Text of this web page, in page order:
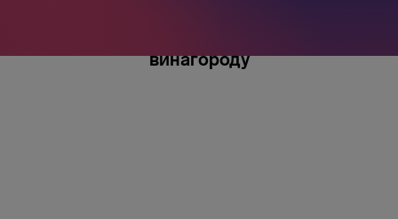
винагороду